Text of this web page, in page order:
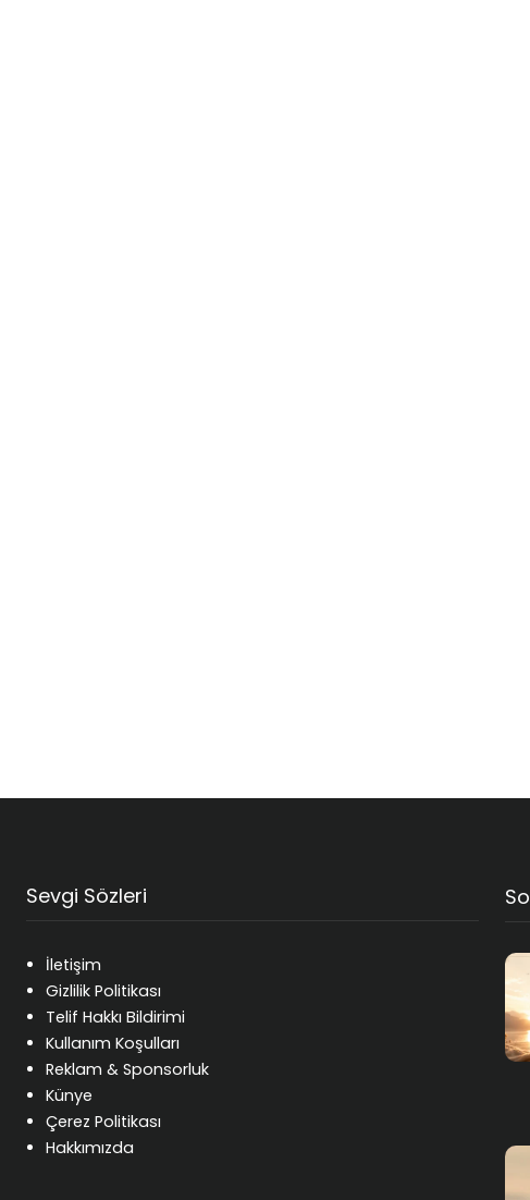
Sevgi Sözleri
İletişim
Gizlilik Politikası
Telif Hakkı Bildirimi
Kullanım Koşulları
Reklam & Sponsorluk
Künye
Çerez Politikası
Hakkımızda